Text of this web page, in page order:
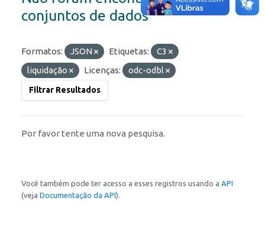
conjuntos de dados
Formatos: JSON Etiquetas:
C3
liquidação
Licenças: odc-odbl
Filtrar Resultados
Por favor tente uma nova pesquisa.
Você também pode ter acesso a esses registros usando a API
(veja Documentação da API).